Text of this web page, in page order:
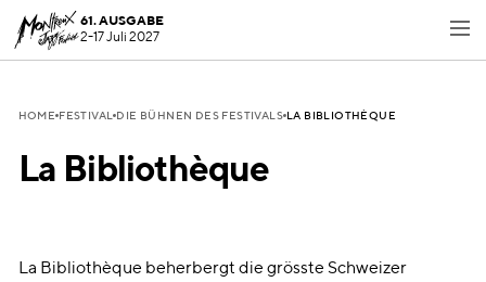
61. AUSGABE
2-17 Juli 2027
HOME FESTIVAL DIE BÜHNEN DES FESTIVALS LA BIBLIOTHÈQUE
La Bibliothèque
La Bibliothèque beherbergt die grösste Schweizer